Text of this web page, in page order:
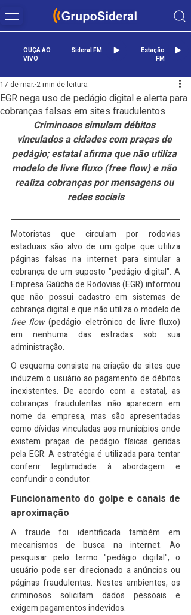
OUÇA AO
VIVO
Sideral FM
Estação
FM
EGR nega uso de pedágio digital e alerta para
cobranças falsas em sites fraudulentos
17 de mar. 2 min de leitura
Criminosos simulam débitos
vinculados a cidades com praças de
pedágio; estatal afirma que não utiliza
modelo de livre fluxo (free flow) e não
realiza cobranças por mensagens ou
redes sociais
Motoristas que circulam por rodovias
estaduais são alvo de um golpe que utiliza
páginas falsas na internet para simular a
cobrança de um suposto "pedágio digital". A
Empresa Gaúcha de Rodovias (EGR) informou
que não possui cadastro em sistemas de
free flow (pedágio eletrônico de livre fluxo)
em nenhuma das estradas sob sua
administração.
O esquema consiste na criação de sites que
induzem o usuário ao pagamento de débitos
inexistentes. De acordo com a estatal, as
cobranças fraudulentas não aparecem em
nome da empresa, mas são apresentadas
como dívidas vinculadas aos municípios onde
existem praças de pedágio físicas geridas
pela EGR. A estratégia é utilizada para tentar
conferir legitimidade à abordagem e
confundir o condutor.
Funcionamento do golpe e canais de
aproximação
A fraude foi identificada também em
mecanismos de busca na internet. Ao
pesquisar pelo termo "pedágio digital", o
usuário pode ser direcionado a anúncios ou
páginas fraudulentas. Nestes ambientes, os
criminosos solicitam dados pessoais e
exigem pagamentos indevidos.